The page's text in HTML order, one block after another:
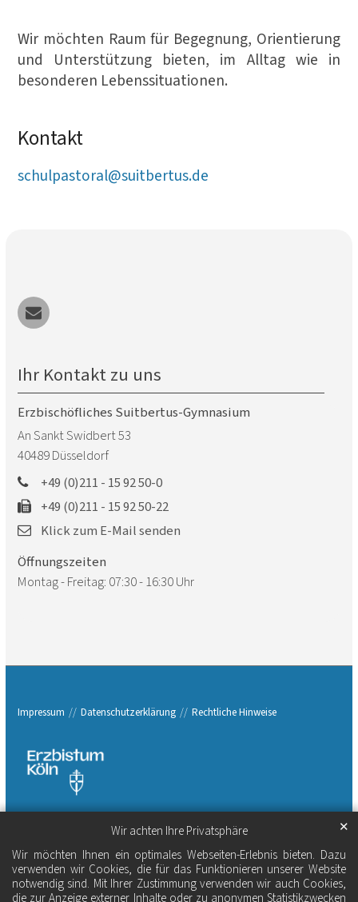
Wir achten Ihre Privatsphäre
Wir möchten Ihnen ein optimales Webseiten-Erlebnis bieten. Dazu
verwenden wir Cookies, die für das Funktionieren unserer Website
notwendig sind. Mit Ihrer Zustimmung verwenden wir auch Cookies,
die zur Anzeige externer Inhalte oder zu anonymen Statistikzwecken
✕
Wir möchten Raum für Begegnung, Orientierung
und Unterstützung bieten, im Alltag wie in
besonderen Lebenssituationen.
Kontakt
schulpastoral@suitbertus.de
Ihr Kontakt zu uns
Erzbischöfliches Suitbertus-Gymnasium
An Sankt Swidbert 53
40489Düsseldorf
+49 (0)211 - 15 92 50-0
+49 (0)211 - 15 92 50-22
Klick zum E-Mail senden
Öffnungszeiten
Montag - Freitag: 07:30 - 16:30 Uhr
Impressum Datenschutzerklärung Rechtliche Hinweise